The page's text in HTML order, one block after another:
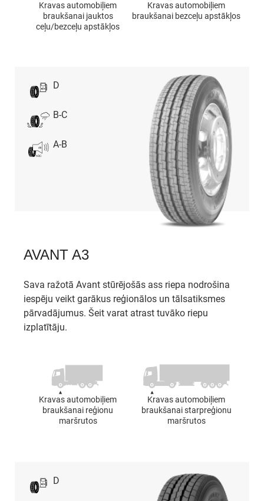
Kravas automobiļiem
braukšanai jauktos
ceļu/bezceļu apstākļos
Kravas automobiļiem
braukšanai bezceļu apstākļos
D
B-C
A-B
AVANT A3
Sava ražotā Avant stūrējošās ass riepa nodrošina
iespēju veikt garākus reģionālos un tālsatiksmes
pārvadājumus. Šeit varat atrast tuvāko riepu
izplatītāju.
Kravas automobiļiem
braukšanai reģionu
maršrutos
Kravas automobiļiem
braukšanai starpreģionu
maršrutos
D